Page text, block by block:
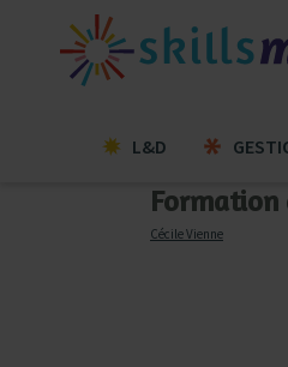
contenu
L&D
Cécile Vienne